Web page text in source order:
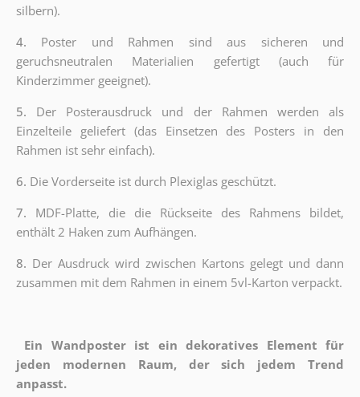
silbern).
4. Poster und Rahmen sind aus sicheren und
geruchsneutralen Materialien gefertigt (auch für
Kinderzimmer geeignet).
5. Der Posterausdruck und der Rahmen werden als
Einzelteile geliefert (das Einsetzen des Posters in den
Rahmen ist sehr einfach).
6. Die Vorderseite ist durch Plexiglas geschützt.
7. MDF-Platte, die die Rückseite des Rahmens bildet,
enthält 2 Haken zum Aufhängen.
8. Der Ausdruck wird zwischen Kartons gelegt und dann
zusammen mit dem Rahmen in einem 5vl-Karton verpackt.
Ein Wandposter ist ein dekoratives Element für
jeden modernen Raum, der sich jedem Trend
anpasst.